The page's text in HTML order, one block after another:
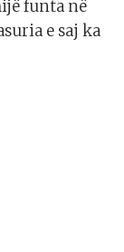
funta në
e saj ka